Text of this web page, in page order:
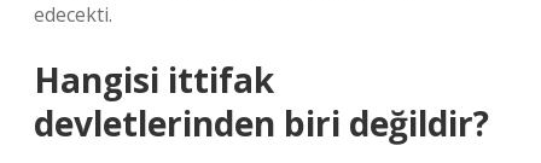
edecekti.
Hangisi ittifak
devletlerinden biri değildir?